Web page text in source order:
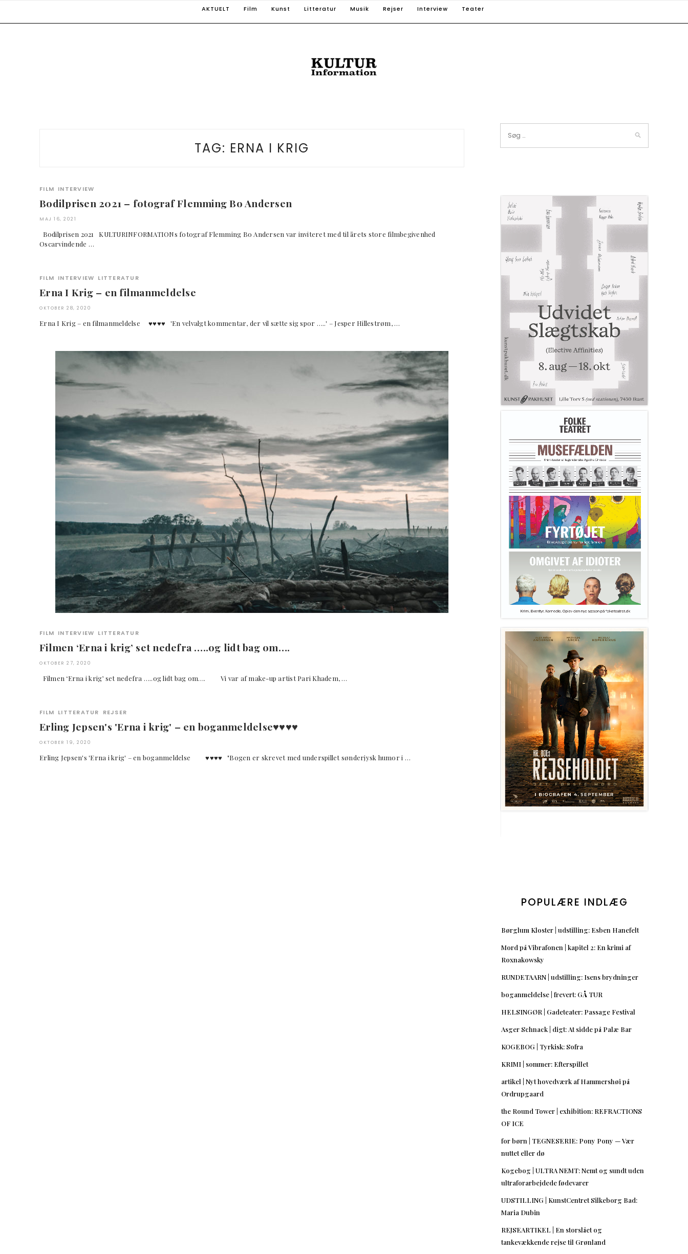
AKTUELT Film Kunst Litteratur Musik Rejser Interview Teater
TAG: ERNA I KRIG
FILM INTERVIEW
Bodilprisen 2021 – fotograf Flemming Bo Andersen
MAJ 16, 2021
Bodilprisen 2021 KULTURINFORMATIONs fotograf Flemming Bo Andersen var inviteret med til årets store filmbegivenhed
Oscarvindende …
FILM INTERVIEW LITTERATUR
Erna I Krig – en filmanmeldelse
OKTOBER 28, 2020
Erna I Krig – en filmanmeldelse ♥︎♥︎♥︎♥︎ 'En velvalgt kommentar, der vil sætte sig spor …..' – Jesper Hillestrøm, …
FILM INTERVIEW LITTERATUR
Filmen ‘Erna i krig’ set nedefra …..og lidt bag om….
OKTOBER 27, 2020
Filmen ‘Erna i krig’ set nedefra …..og lidt bag om…. Vi var af make-up artist Pari Khadem, …
FILM LITTERATUR REJSER
Erling Jepsen's 'Erna i krig' – en boganmeldelse♥︎♥︎♥︎♥︎
OKTOBER 19, 2020
Erling Jepsen's 'Erna i krig' – en boganmeldelse ♥︎♥︎♥︎♥︎ "Bogen er skrevet med underspillet sønderjysk humor i …
POPULÆRE INDLÆG
Børglum Kloster | udstilling: Esben Hanefelt
Mord på Vibrafonen | kapitel 2: En krimi af
Roxnakowsky
RUNDETAARN | udstilling: Isens brydninger
boganmeldelse | frevert: GÅ TUR
HELSINGØR | Gadeteater: Passage Festival
Asger Schnack | digt: At sidde på Palæ Bar
KOGEBOG | Tyrkisk: Sofra
KRIMI | sommer: Efterspillet
artikel | Nyt hovedværk af Hammershøi på
Ordrupgaard
the Round Tower | exhibition: REFRACTIONS
OF ICE
for børn | TEGNESERIE: Pony Pony — Vær
nuttet eller dø
Kogebog | ULTRA NEMT: Nemt og sundt uden
ultraforarbejdede fødevarer
UDSTILLING | KunstCentret Silkeborg Bad:
Maria Dubin
REJSEARTIKEL | En storslået og
tankevækkende rejse til Grønland